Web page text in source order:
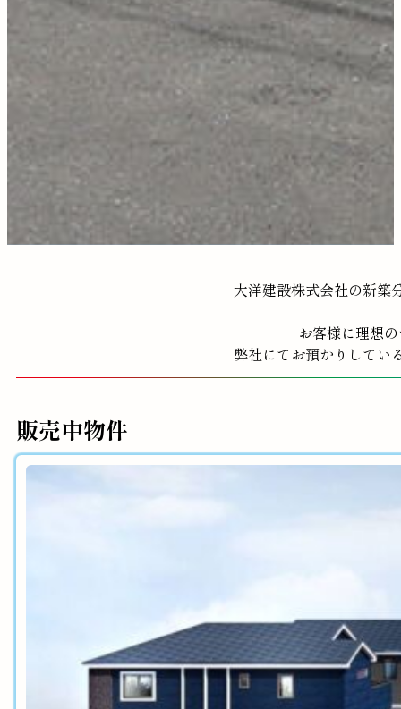
大洋建設株式会社の新築
お客様に理想
弊社にてお預かりしてい
販売中物件